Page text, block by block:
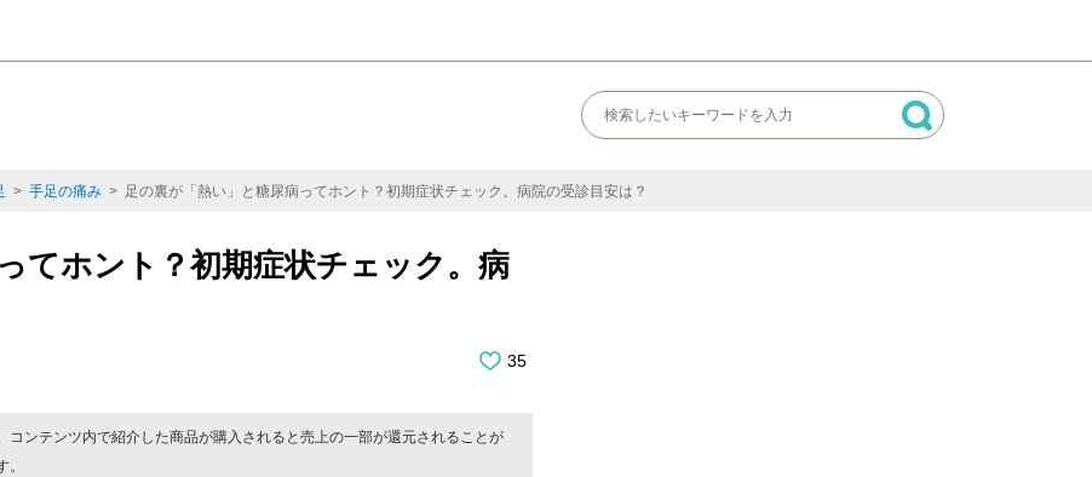
> 手足の痛み > 足の裏が「熱い」と糖尿病ってホント？初期症状チェック。病院の受診目安は？
てホント？初期症状チェック。病
35
ンテンツ内で紹介した商品が購入されると売上の一部が還元されることが